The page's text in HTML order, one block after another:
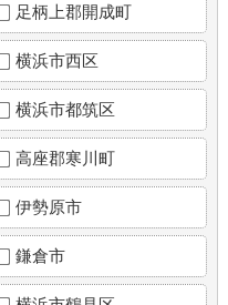
足柄上郡開成町
横浜市西区
横浜市都筑区
高座郡寒川町
伊勢原市
鎌倉市